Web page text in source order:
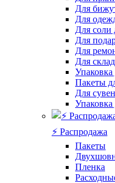
Для
Для
Для соли
Для
Для
Для
Упаковка
Пакеты
Для
⚡️ Распродажа
Пакеты
Пленка